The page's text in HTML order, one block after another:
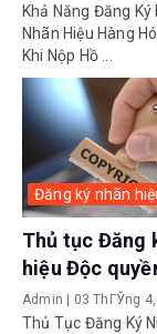
Khả Năng Đăng Ký
Nhãn Hiệu Hàng
Khi Nộp Hồ ...
Đăng ký nhãn
Thủ tục Đăng
hiệu Độc
Admin 03 ThГЎng 4,
Thủ Tục Đăng Ký